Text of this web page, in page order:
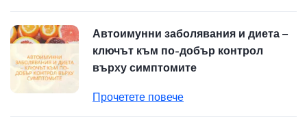
Автоимунни заболявания и диета –
ключът към по-добър контрол
върху симптомите
Прочетете повече